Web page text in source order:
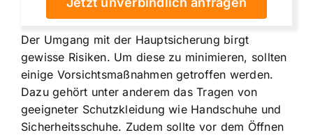
Der Umgang mit der Hauptsicherung birgt
gewisse Risiken. Um diese zu minimieren, sollten
einige Vorsichtsmaßnahmen getroffen werden.
Dazu gehört unter anderem das Tragen von
geeigneter Schutzkleidung wie Handschuhe und
Sicherheitsschuhe. Zudem sollte vor dem Öffnen